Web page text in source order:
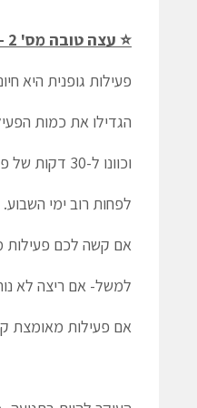
⭐ עצה טובה מס' 2 – הכניסו תנועה לתוך היומיום שלכם
פעילות גופנית היא
הגדילו את כמות
וכוונו ל-30 דקות של פעילות מתונה
לפחות רוב ימי השבוע.
אם קשה לכם פעילות
למשל- אם ריצה לא
אם פעילות מאומצת